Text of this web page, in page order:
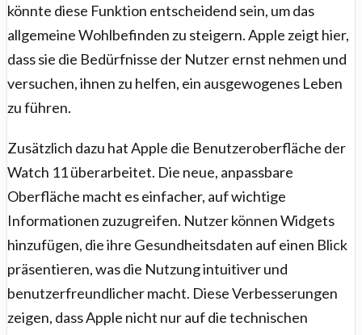
könnte diese Funktion entscheidend sein, um das
allgemeine Wohlbefinden zu steigern. Apple zeigt hier,
dass sie die Bedürfnisse der Nutzer ernst nehmen und
versuchen, ihnen zu helfen, ein ausgewogenes Leben
zu führen.
Zusätzlich dazu hat Apple die Benutzeroberfläche der
Watch 11 überarbeitet. Die neue, anpassbare
Oberfläche macht es einfacher, auf wichtige
Informationen zuzugreifen. Nutzer können Widgets
hinzufügen, die ihre Gesundheitsdaten auf einen Blick
präsentieren, was die Nutzung intuitiver und
benutzerfreundlicher macht. Diese Verbesserungen
zeigen, dass Apple nicht nur auf die technischen